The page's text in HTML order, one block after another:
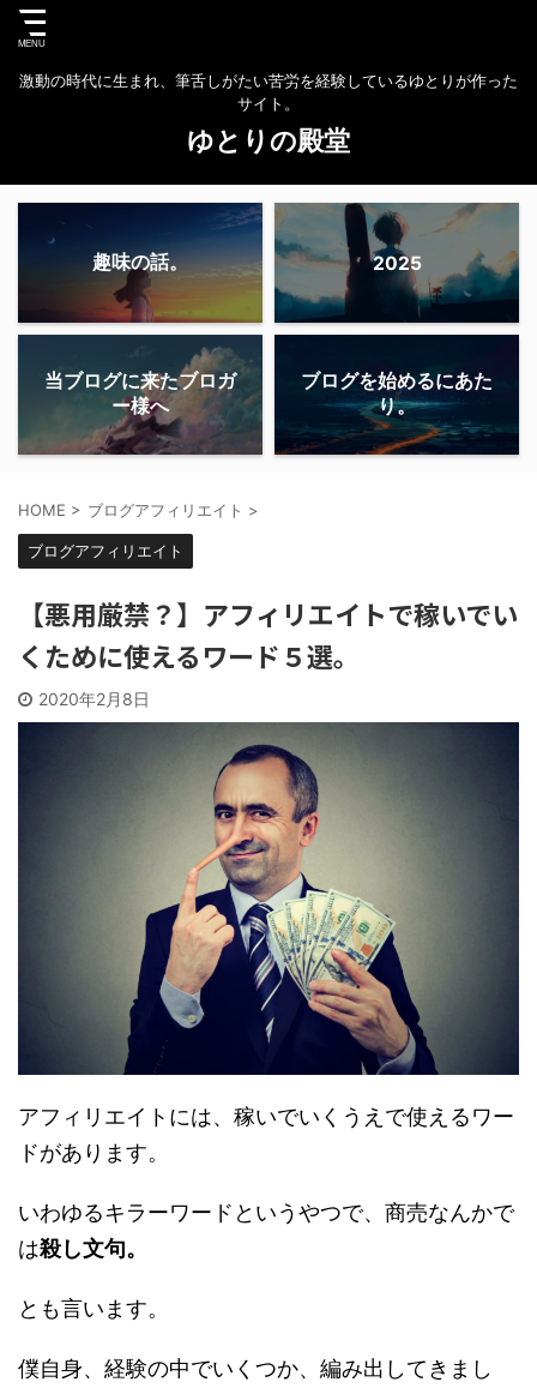
激動の時代に生まれ、筆舌しがたい苦労を経験しているゆとりが作った
サイト。
ゆとりの殿堂
趣味の話。 2025
当ブログに来たブロガ
ー様へ
ブログを始めるにあた
り。
HOME > ブログアフィリエイト >
ブログアフィリエイト
【悪用厳禁？】アフィリエイトで稼いでい
くために使えるワード５選。
2020年2月8日
アフィリエイトには、稼いでいくうえで使えるワー
ドがあります。
いわゆるキラーワードというやつで、商売なんかで
は殺し文句。
とも言います。
僕自身、経験の中でいくつか、編み出してきまし